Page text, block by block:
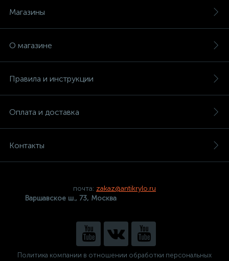
Магазины
О магазине
Правила и инструкции
Оплата и доставка
Контакты
почта: zakaz@antikrylo.ru
Варшавское ш., 73, Москва
Политика компании в отношении обработки персональных